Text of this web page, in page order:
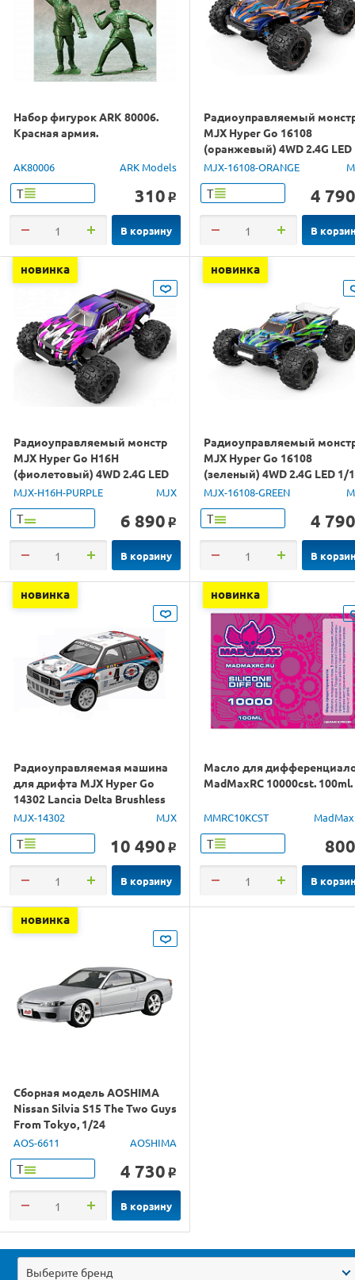
Набор фигурок ARK 80006.
Красная армия.
AK80006 ARK Models
Т 310 o
В корзину
Радиоуправляемый
MJX Hyper Go 16108
(оранжевый) 4WD 2.4G LED
1/16 RTR
MJX-16108-ORANGE
Т 4 790
В
новинка
Радиоуправляемый монстр
MJX Hyper Go H16H
(фиолетовый) 4WD 2.4G LED
GPS 1/16 RTR
MJX-H16H-PURPLE MJX
Т 6 890 o
В корзину
новинка
Радиоуправляемый
MJX Hyper Go 16108
(зеленый) 4WD 2.4G LED 1/
RTR
MJX-16108-GREEN
Т 4 790
В
новинка
Радиоуправляемая машина
для дрифта MJX Hyper Go
14302 Lancia Delta Brushless
4WD 2.4G LED 1/14 RTR
MJX-14302 MJX
Т 10 490 o
В корзину
новинка
Масло для
MadMaxRC 10000cst. 100ml.
MMRC10KCST
Т 800
В
новинка
Сборная модель AOSHIMA
Nissan Silvia S15 The Two Guys
From Tokyo, 1/24
AOS-6611 AOSHIMA
Т 4 730 o
В корзину
Выберите бренд